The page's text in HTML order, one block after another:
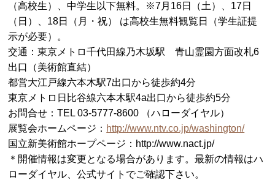
（高校生）、中学生以下無料。※7月16日（土）、17日
（日）、18日（月・祝） は高校生無料観覧日（学生証提
示が必要）。
交通：東京メトロ千代田線乃木坂駅 青山霊園方面改札6
出口（美術館直結）
都営大江戸線六本木駅7出口から徒歩約4分
東京メトロ日比谷線六本木駅4a出口から徒歩約5分
お問合せ：TEL 03-5777-8600 （ハローダイヤル）
展覧会ホームページ： http://www.ntv.co.jp/washington/
国立新美術館ホープページ：http://www.nact.jp/
＊開催情報は変更となる場合があります。最新の情報はハ
ローダイヤル、公式サイトでご確認下さい。